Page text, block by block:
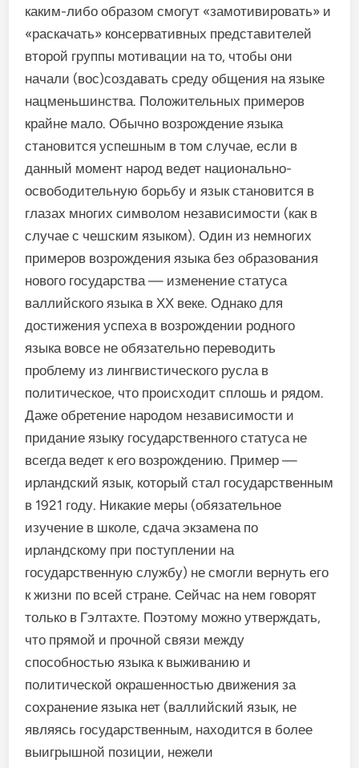
каким-либо образом смогут «замотивировать» и
«раскачать» консервативных представителей
второй группы мотивации на то, чтобы они
начали (вос)создавать среду общения на языке
нацменьшинства. Положительных примеров
крайне мало. Обычно возрождение языка
становится успешным в том случае, если в
данный момент народ ведет национально-
освободительную борьбу и язык становится в
глазах многих символом независимости (как в
случае с чешским языком). Один из немногих
примеров возрождения языка без образования
нового государства — изменение статуса
валлийского языка в ХХ веке. Однако для
достижения успеха в возрождении родного
языка вовсе не обязательно переводить
проблему из лингвистического русла в
политическое, что происходит сплошь и рядом.
Даже обретение народом независимости и
придание языку государственного статуса не
всегда ведет к его возрождению. Пример —
ирландский язык, который стал государственным
в 1921 году. Никакие меры (обязательное
изучение в школе, сдача экзамена по
ирландскому при поступлении на
государственную службу) не смогли вернуть его
к жизни по всей стране. Сейчас на нем говорят
только в Гэлтахте. Поэтому можно утверждать,
что прямой и прочной связи между
способностью языка к выживанию и
политической окрашенностью движения за
сохранение языка нет (валлийский язык, не
являясь государственным, находится в более
выигрышной позиции, нежели